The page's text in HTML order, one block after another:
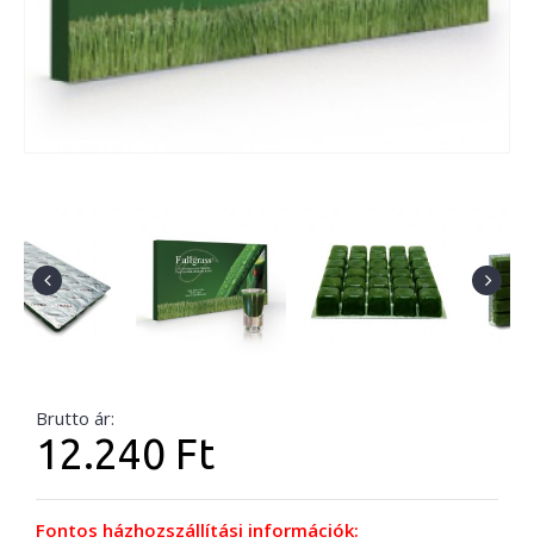
Brutto ár:
12.240 Ft
Fontos házhozszállítási információk: